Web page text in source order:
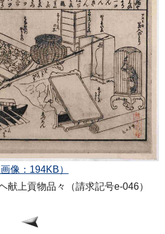
画像：194KB）
献上貢物品々（請求記号e-046）